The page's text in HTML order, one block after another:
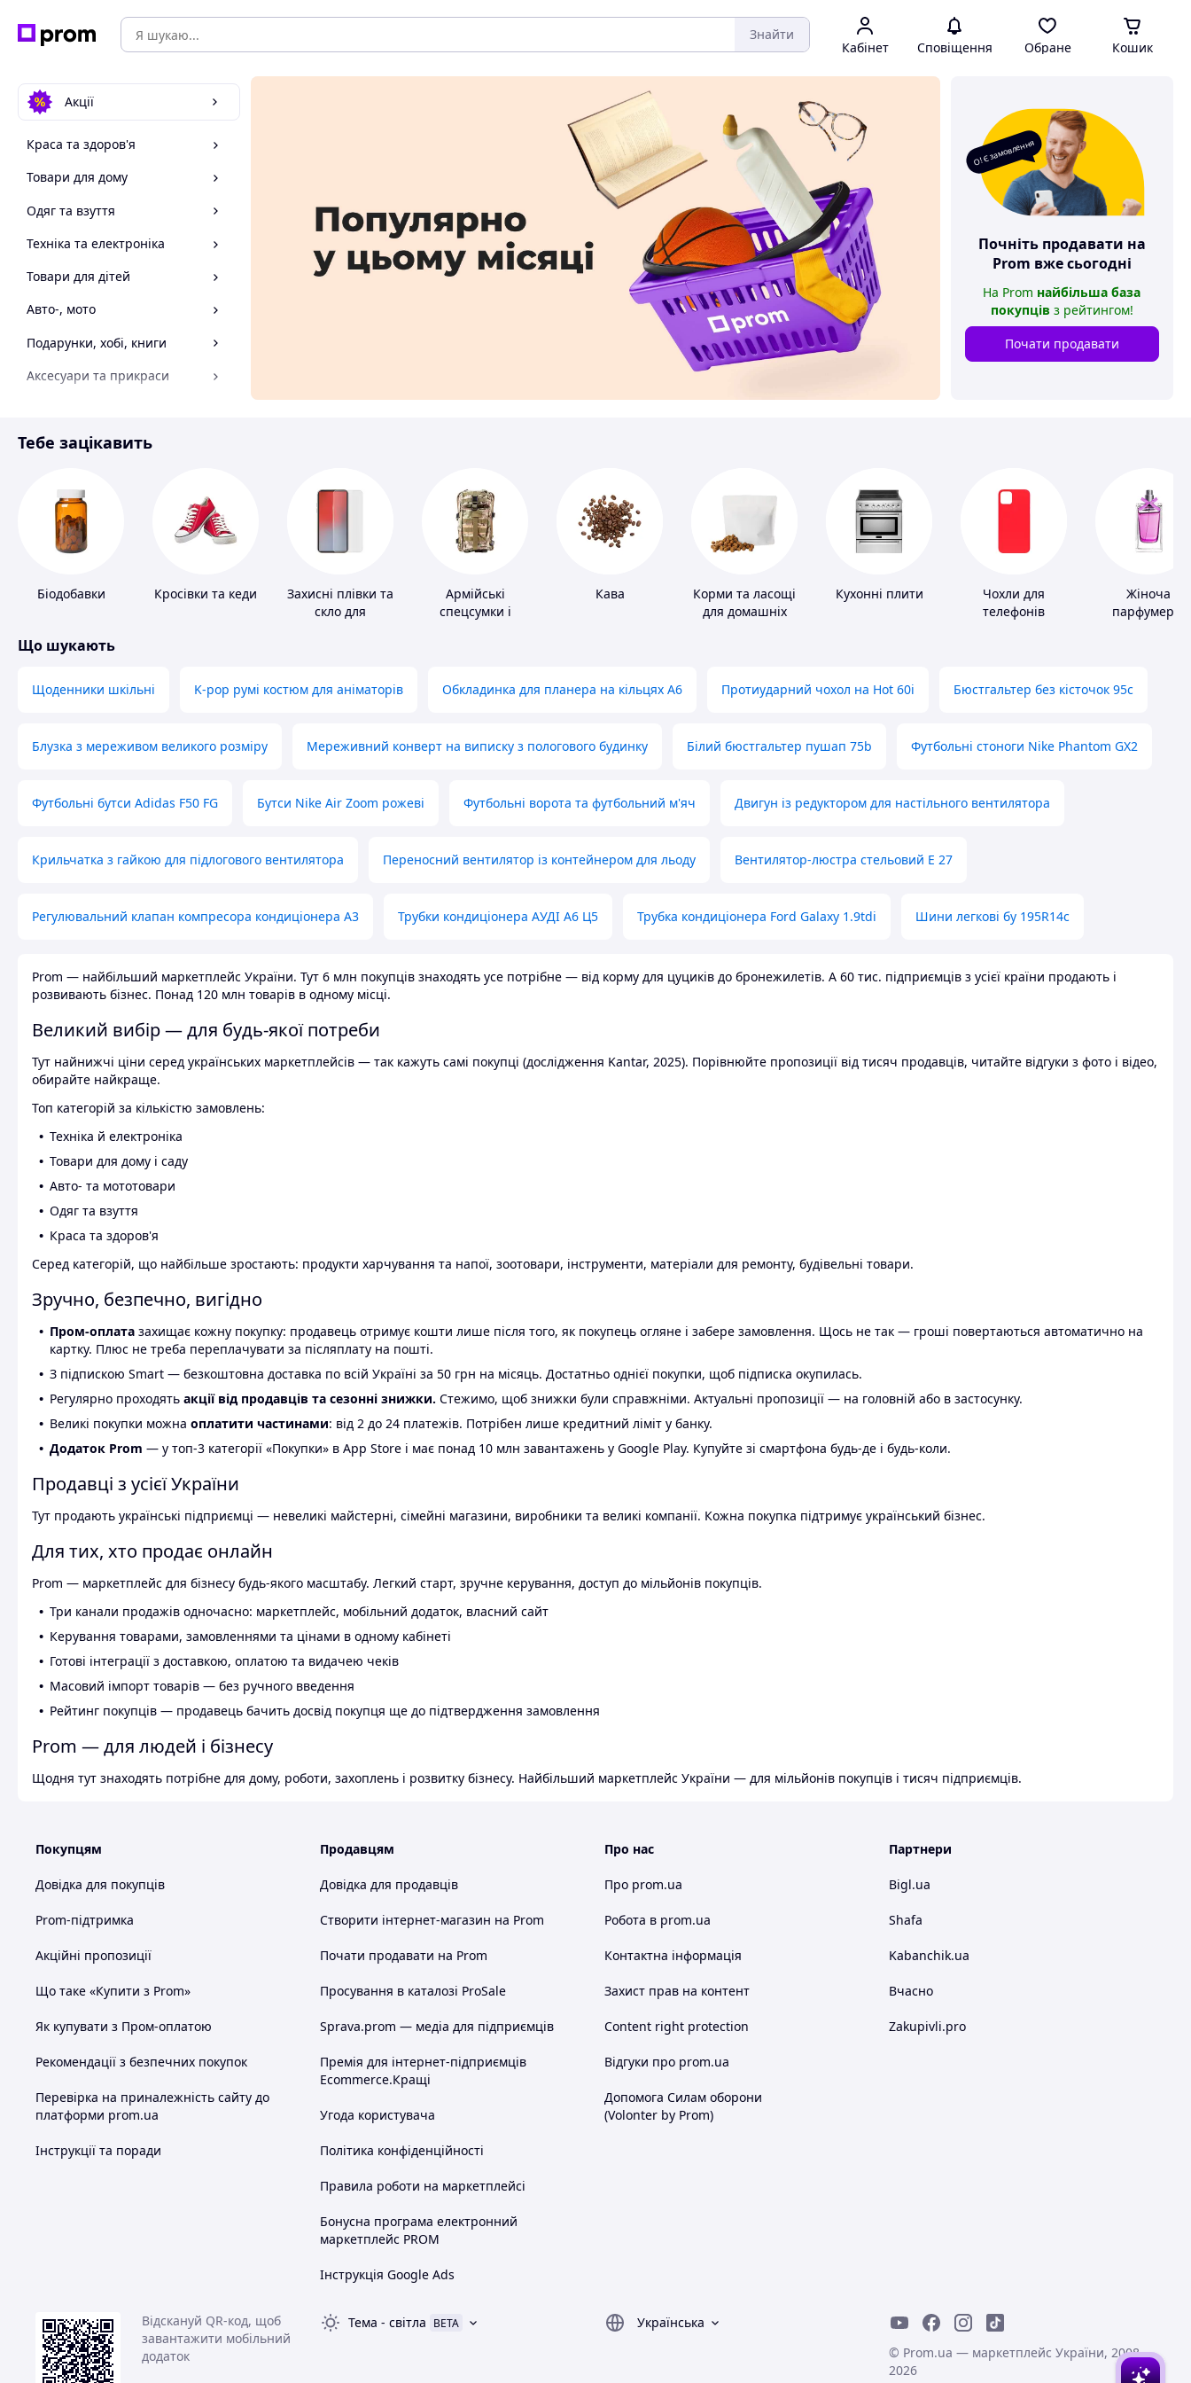
Знайти
Кабінет Сповіщення Обране Кошик
Акції
Краса та здоров'я
Товари для дому
Одяг та взуття
Техніка та електроніка
Товари для дітей
Авто-, мото
Подарунки, хобі, книги
Аксесуари та прикраси
Спорт і відпочинок
О! Є замовлення
Почніть продавати на
Prom вже сьогодні
На Prom найбільша база
покупців з рейтингом!
Почати продавати
Тебе зацікавить
Біодобавки Кросівки та кеди
Захисні плівки та
скло для
Армійські
спецсумки і
Кава
Корми та ласощі
для домашніх
Кухонні плити
Чохли для
телефонів
Жіноча
парфумерія
Що шукають
Щоденники шкільні K-pop румі костюм для аніматорів Обкладинка для планера на кільцях А6 Протиударний чохол на Hot 60i Бюстгальтер без кісточок 95с
Блузка з мереживом великого розміру Мереживний конверт на виписку з пологового будинку Білий бюстгальтер пушап 75b Футбольні стоноги Nike Phantom GX2
Футбольні бутси Adidas F50 FG Бутси Nike Air Zoom рожеві Футбольні ворота та футбольний м'яч Двигун із редуктором для настільного вентилятора
Крильчатка з гайкою для підлогового вентилятора Переносний вентилятор із контейнером для льоду Вентилятор-люстра стельовий E 27
Регулювальний клапан компресора кондиціонера А3 Трубки кондиціонера АУДІ А6 Ц5 Трубка кондиціонера Ford Galaxy 1.9tdi Шини легкові бу 195R14c
Prom — найбільший маркетплейс України. Тут 6 млн покупців знаходять усе потрібне — від корму для цуциків до бронежилетів. А 60 тис. підприємців з усієї країни продають і
розвивають бізнес. Понад 120 млн товарів в одному місці.
Великий вибір — для будь-якої потреби
Тут найнижчі ціни серед українських маркетплейсів — так кажуть самі покупці (дослідження Kantar, 2025). Порівнюйте пропозиції від тисяч продавців, читайте відгуки з фото і відео,
обирайте найкраще.
Топ категорій за кількістю замовлень:
Техніка й електроніка
Товари для дому і саду
Авто- та мототовари
Одяг та взуття
Краса та здоров'я
Серед категорій, що найбільше зростають: продукти харчування та напої, зоотовари, інструменти, матеріали для ремонту, будівельні товари.
Зручно, безпечно, вигідно
Пром-оплата захищає кожну покупку: продавець отримує кошти лише після того, як покупець огляне і забере замовлення. Щось не так — гроші повертаються автоматично на
картку. Плюс не треба переплачувати за післяплату на пошті.
З підпискою Smart — безкоштовна доставка по всій Україні за 50 грн на місяць. Достатньо однієї покупки, щоб підписка окупилась.
Регулярно проходять акції від продавців та сезонні знижки. Стежимо, щоб знижки були справжніми. Актуальні пропозиції — на головній або в застосунку.
Великі покупки можна оплатити частинами: від 2 до 24 платежів. Потрібен лише кредитний ліміт у банку.
Додаток Prom — у топ-3 категорії «Покупки» в App Store і має понад 10 млн завантажень у Google Play. Купуйте зі смартфона будь-де і будь-коли.
Продавці з усієї України
Тут продають українські підприємці — невеликі майстерні, сімейні магазини, виробники та великі компанії. Кожна покупка підтримує український бізнес.
Для тих, хто продає онлайн
Prom — маркетплейс для бізнесу будь-якого масштабу. Легкий старт, зручне керування, доступ до мільйонів покупців.
Три канали продажів одночасно: маркетплейс, мобільний додаток, власний сайт
Керування товарами, замовленнями та цінами в одному кабінеті
Готові інтеграції з доставкою, оплатою та видачею чеків
Масовий імпорт товарів — без ручного введення
Рейтинг покупців — продавець бачить досвід покупця ще до підтвердження замовлення
Prom — для людей і бізнесу
Щодня тут знаходять потрібне для дому, роботи, захоплень і розвитку бізнесу. Найбільший маркетплейс України — для мільйонів покупців і тисяч підприємців.
Покупцям
Довідка для покупців
Prom-підтримка
Акційні пропозиції
Що таке «Купити з Prom»
Як купувати з Пром-оплатою
Рекомендації з безпечних покупок
Перевірка на приналежність сайту до
платформи prom.ua
Інструкції та поради
Продавцям
Довідка для продавців
Створити інтернет-магазин на Prom
Почати продавати на Prom
Просування в каталозі ProSale
Sprava.prom — медіа для підприємців
Премія для інтернет-підприємців
Ecommerce.Кращі
Угода користувача
Політика конфіденційності
Правила роботи на маркетплейсі
Бонусна програма електронний
маркетплейс PROM
Інструкція Google Ads
Про нас
Про prom.ua
Робота в prom.ua
Контактна інформація
Захист прав на контент
Content right protection
Відгуки про prom.ua
Допомога Силам оборони
(Volonter by Prom)
Партнери
Bigl.ua
Shafa
Kabanchik.ua
Вчасно
Zakupivli.pro
Відскануй QR-код, щоб
завантажити мобільний
додаток
Тема - світла BETA
Українська
© Prom.ua — маркетплейс України, 2008-
2026